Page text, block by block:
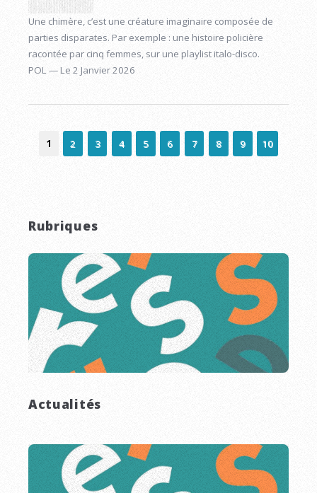
Une chimère, c’est une créature imaginaire composée de
parties disparates. Par exemple : une histoire policière
racontée par cinq femmes, sur une playlist italo-disco.
POL — Le 2 Janvier 2026
1 2 3 4 5 6 7 8 9 10
Rubriques
Actualités